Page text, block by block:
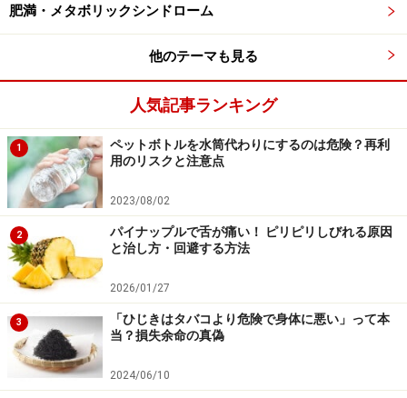
肥満・メタボリックシンドローム
他のテーマも見る
人気記事ランキング
1
ペットボトルを水筒代わりにするのは危険？再利
用のリスクと注意点
2023/08/02
2
パイナップルで舌が痛い！ ピリピリしびれる原因
と治し方・回避する方法
2026/01/27
3
「ひじきはタバコより危険で身体に悪い」って本
当？損失余命の真偽
2024/06/10